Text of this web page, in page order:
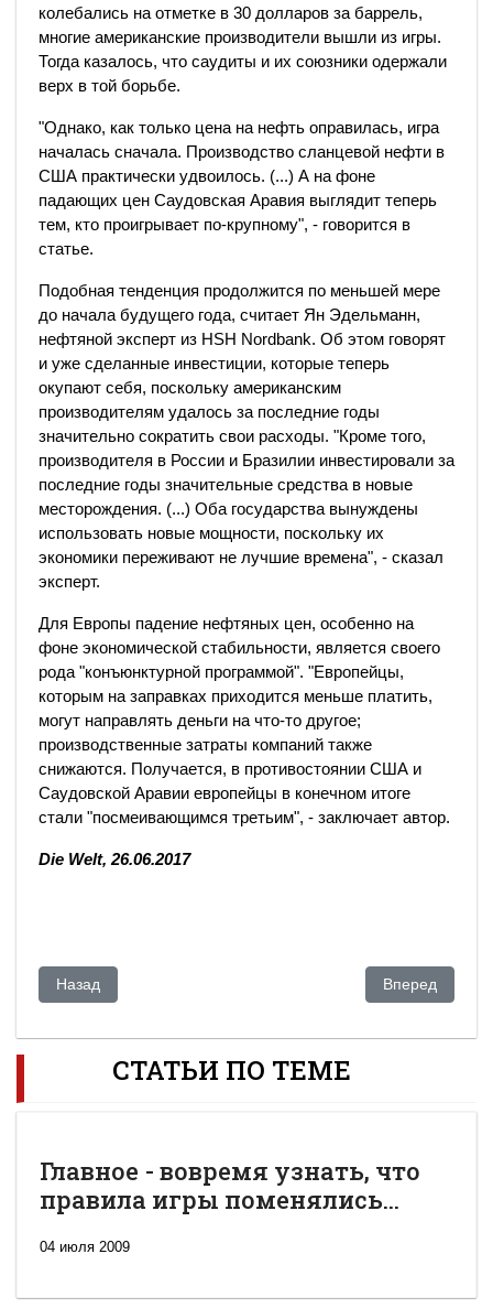
колебались на отметке в 30 долларов за баррель,
многие американские производители вышли из игры.
Тогда казалось, что саудиты и их союзники одержали
верх в той борьбе.
"Однако, как только цена на нефть оправилась, игра
началась сначала. Производство сланцевой нефти в
США практически удвоилось. (...) А на фоне
падающих цен Саудовская Аравия выглядит теперь
тем, кто проигрывает по-крупному", - говорится в
статье.
Подобная тенденция продолжится по меньшей мере
до начала будущего года, считает Ян Эдельманн,
нефтяной эксперт из HSH Nordbank. Об этом говорят
и уже сделанные инвестиции, которые теперь
окупают себя, поскольку американским
производителям удалось за последние годы
значительно сократить свои расходы. "Кроме того,
производителя в России и Бразилии инвестировали за
последние годы значительные средства в новые
месторождения. (...) Оба государства вынуждены
использовать новые мощности, поскольку их
экономики переживают не лучшие времена", - сказал
эксперт.
Для Европы падение нефтяных цен, особенно на
фоне экономической стабильности, является своего
рода "конъюнктурной программой". "Европейцы,
которым на заправках приходится меньше платить,
могут направлять деньги на что-то другое;
производственные затраты компаний также
снижаются. Получается, в противостоянии США и
Саудовской Аравии европейцы в конечном итоге
стали "посмеивающимся третьим", - заключает автор.
Die Welt, 26.06.2017
Предыдущий: Пять миллионов китайцев поселятся в
Назад Следующий:
Вперед
СТАТЬИ ПО ТЕМЕ
Главное - вовремя узнать, что
правила игры поменялись...
04 июля 2009